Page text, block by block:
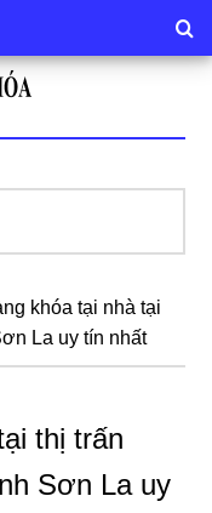
khóa tại nhà tại
La uy tín nhất
thị trấn
Sơn La uy